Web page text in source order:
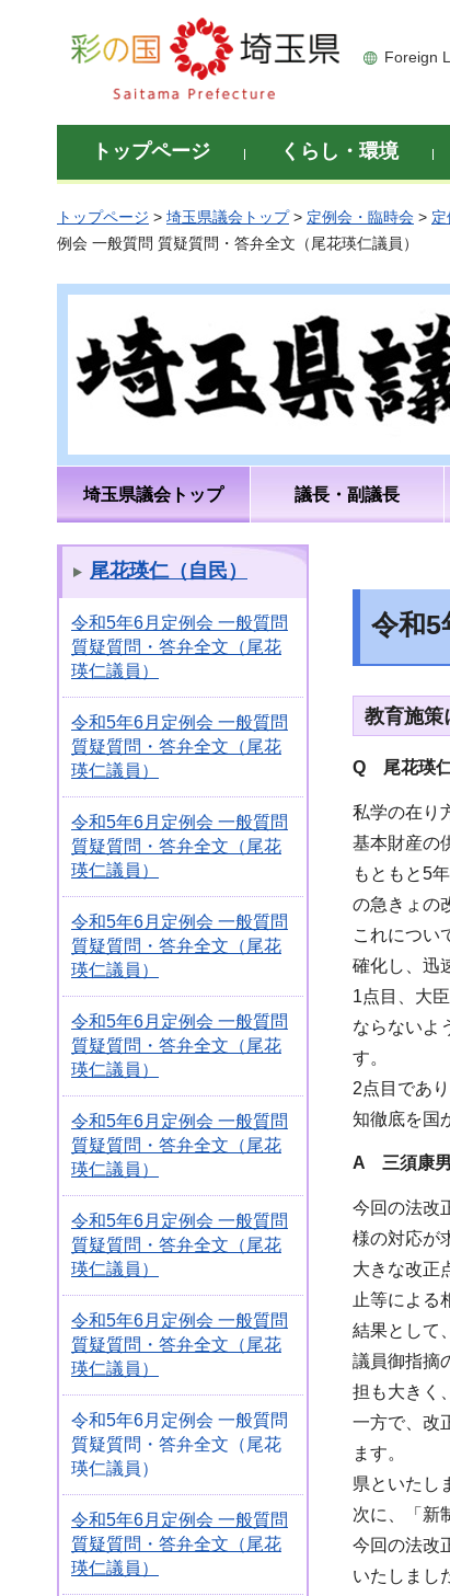
彩の国 埼玉県
Foreign
トップページ くらし・環境
トップページ > 埼玉県議会トップ> 定例会・臨時会 >
例会 一般質問 質疑質問・答弁全文（尾花瑛仁議員）
埼玉県議会トップ 議長・副議長
尾花瑛仁（自民）
令和5年6月定例会 一般質問
質疑質問・答弁全文（尾花
瑛仁議員）
令和5年6月定例会 一般質問
質疑質問・答弁全文（尾花
瑛仁議員）
令和5年6月定例会 一般質問
質疑質問・答弁全文（尾花
瑛仁議員）
令和5年6月定例会 一般質問
質疑質問・答弁全文（尾花
瑛仁議員）
令和5年6月定例会 一般質問
質疑質問・答弁全文（尾花
瑛仁議員）
令和5年6月定例会 一般質問
質疑質問・答弁全文（尾花
瑛仁議員）
令和5年6月定例会 一般質問
質疑質問・答弁全文（尾花
瑛仁議員）
令和5年6月定例会 一般質問
質疑質問・答弁全文（尾花
瑛仁議員）
令和5年6月定例会 一般質問
質疑質問・答弁全文（尾花
瑛仁議員）
令和5年6月定例会 一般質問
質疑質問・答弁全文（尾花
瑛仁議員）
令和5
教育施策
Q 尾花瑛
私学の在り
基本財産の
もともと5
の急きょの
これについ
確化し、迅
1点目、大
ならないよ
す。
2点目であ
知徹底を国
A 三須康
今回の法改
様の対応が
大きな改正
止等による
結果として
議員御指摘
担も大きく
一方で、改
ます。
県といたし
次に、「新
今回の法改
いたしまし